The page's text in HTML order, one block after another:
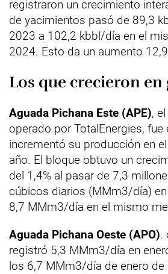
registraron un crecimiento
de yacimientos pasó de 89,3
2023 a 102,2 kbbl/día en el
2024. Esto da un aumento
Los que crecieron en
Aguada Pichana Este (APE),
operado por TotalEnergies, fue
incrementó su producción en
año. El bloque obtuvo un
del 1,4% al pasar de 7,3
cúbicos diarios (MMm3/día)
8,7 MMm3/día en el mismo
Aguada Pichana Oeste (APO).
registró 5,3 MMm3/día en
los 6,7 MMm3/día de enero de